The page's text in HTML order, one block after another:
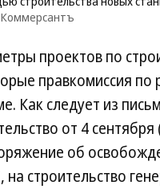
проектов по
правкомиссия по
Как следует из
от 4
об
строительство